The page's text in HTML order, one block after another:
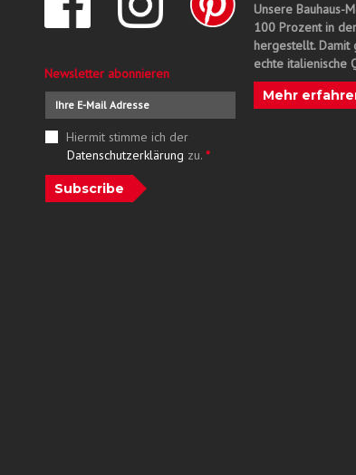
Newsletter abonnieren
Hiermit stimme ich der
Datenschutzerklärung zu. *
Subscribe
Unsere Bauhaus-
100 Prozent in
hergestellt. Damit
echte italienische
Mehr